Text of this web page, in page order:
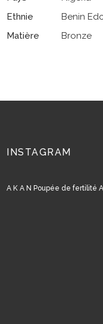
Ethnie
Benin
Matière
Bronze
INSTAGRAM
A K A N Poupée de fertilité